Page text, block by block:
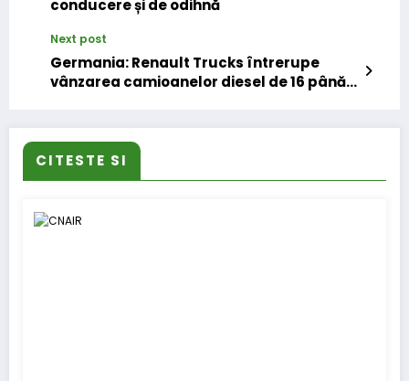
conducere și de odihnă
Next post
Germania: Renault Trucks întrerupe
vânzarea camioanelor diesel de 16 până
CITESTE SI